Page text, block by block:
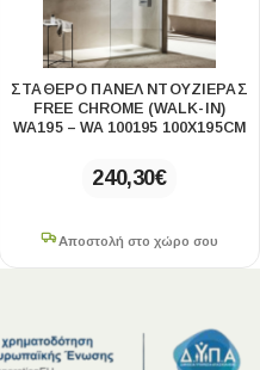
ΣΤΑΘΕΡΌ ΠΆΝΕΛ ΝΤΟΥΖΙΈΡΑΣ
FREE CHROME (WALK-IN)
WA195 – WA 100195 100Χ195CM
240,30€
Αποστολή στο χώρο σου